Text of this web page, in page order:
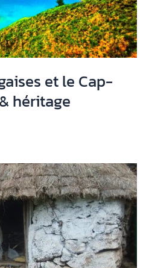
et le Cap-
héritage